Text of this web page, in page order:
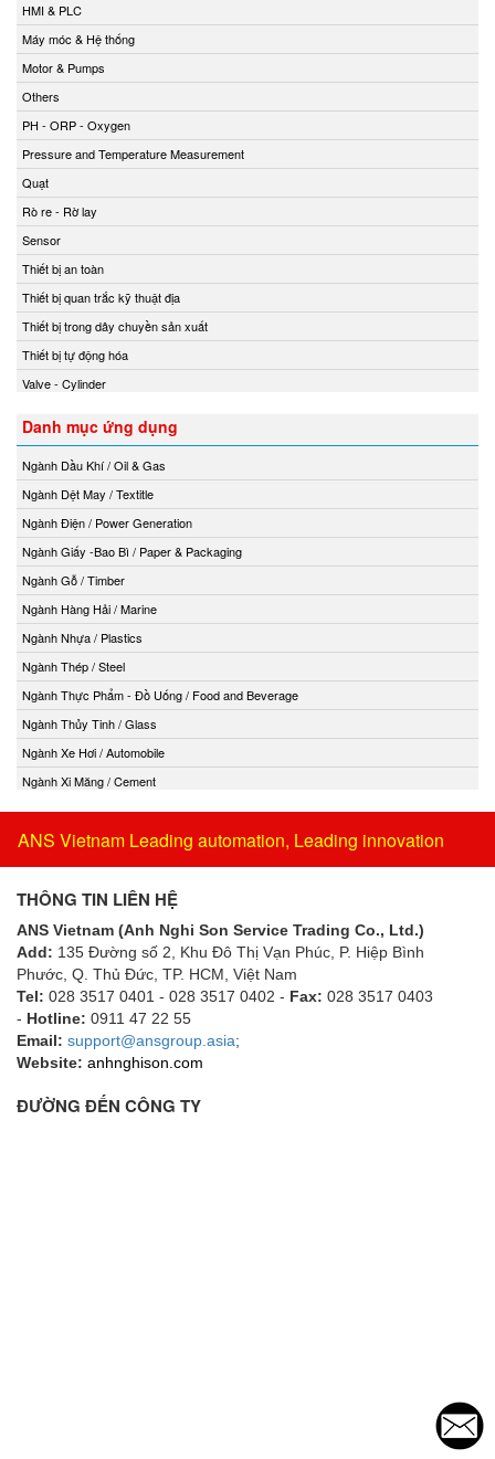
HMI & PLC
Máy móc & Hệ thống
Motor & Pumps
Others
PH - ORP - Oxygen
Pressure and Temperature Measurement
Quạt
Rò re - Rờ lay
Sensor
Thiết bị an toàn
Thiết bị quan trắc kỹ thuật địa
Thiết bị trong dây chuyền sản xuất
Thiết bị tự động hóa
Valve - Cylinder
Danh mục ứng dụng
Ngành Dầu Khí / Oil & Gas
Ngành Dệt May / Textitle
Ngành Điện / Power Generation
Ngành Giấy -Bao Bì / Paper & Packaging
Ngành Gỗ / Timber
Ngành Hàng Hải / Marine
Ngành Nhựa / Plastics
Ngành Thép / Steel
Ngành Thực Phẩm - Đồ Uống / Food and Beverage
Ngành Thủy Tinh / Glass
Ngành Xe Hơi / Automobile
Ngành Xi Măng / Cement
ANS Vietnam Leading automation, Leading innovation
THÔNG TIN LIÊN HỆ
ANS Vietnam (Anh Nghi Son Service Trading Co., Ltd.)
Add: 135 Đường số 2, Khu Đô Thị Vạn Phúc, P. Hiệp Bình
Phước, Q. Thủ Đức, TP. HCM, Việt Nam
Tel: 028 3517 0401 - 028 3517 0402 - Fax: 028 3517 0403
- Hotline: 0911 47 22 55
Email: support@ansgroup.asia;
Website: anhnghison.com
ĐƯỜNG ĐẾN CÔNG TY